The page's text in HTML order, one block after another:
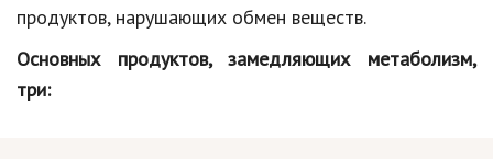
Hi-Tech. Интернет
Авто, мото
продуктов, нарушающих обмен веществ.
Основных продуктов, замедляющих метаболизм,
три: